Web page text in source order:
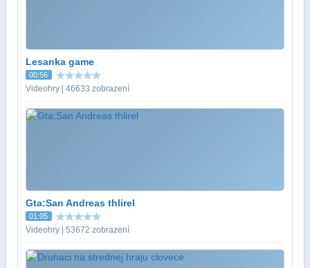
Lesanka game
00:56
Videohry | 46633 zobrazení
Gta:San Andreas thlirel
01:05
Videohry | 53672 zobrazení